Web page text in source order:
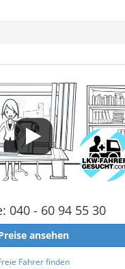
040 - 60 94 55 30
ansehen
Fahrer finden